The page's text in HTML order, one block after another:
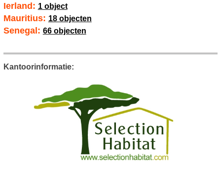
Ierland: 1 object
Mauritius: 18 objecten
Senegal: 66 objecten
Kantoorinformatie: